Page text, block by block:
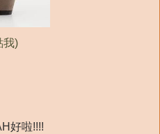
我)
好啦!!!!